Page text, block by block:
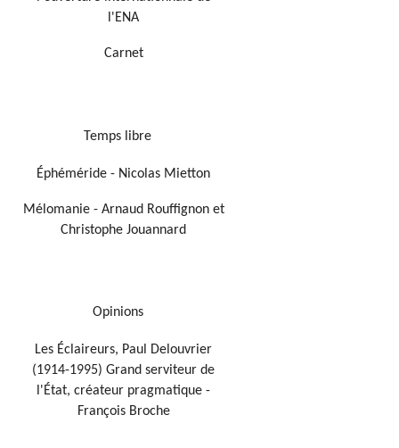
l'ENA
Carnet
Temps libre
Éphéméride - Nicolas Mietton
Mélomanie - Arnaud Rouffignon et
Christophe Jouannard
Opinions
Les Éclaireurs, Paul Delouvrier
(1914-1995) Grand serviteur de
l'État, créateur pragmatique -
François Broche